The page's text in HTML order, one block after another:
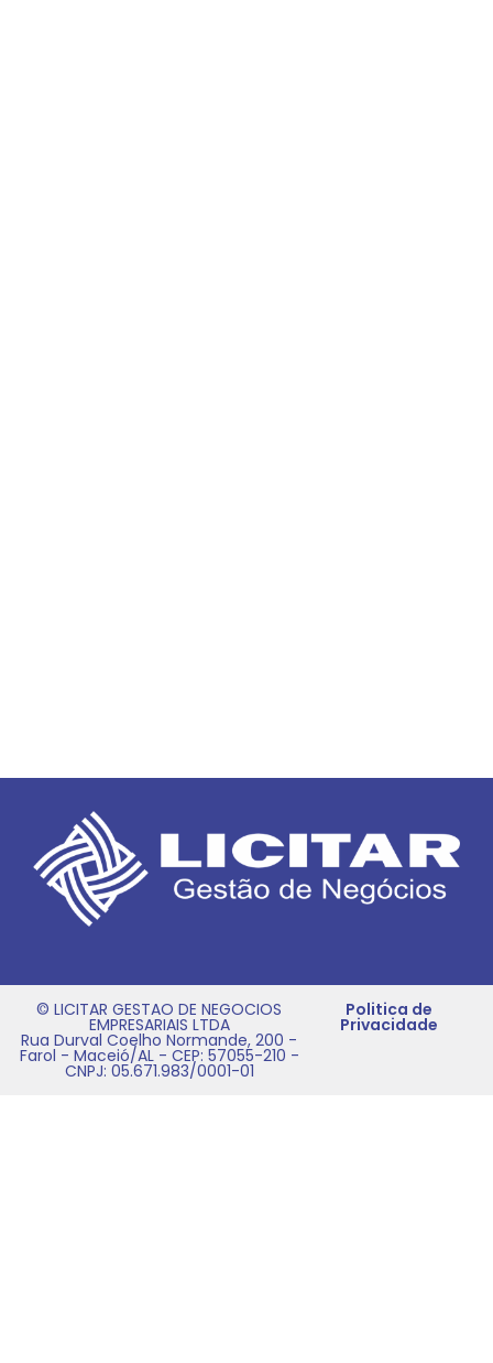
© LICITAR GESTAO DE NEGOCIOS
EMPRESARIAIS LTDA
Rua Durval Coelho Normande, 200 -
Farol - Maceió/AL - CEP: 57055-210 -
CNPJ: 05.671.983/0001-01
Politica de
Privacidade